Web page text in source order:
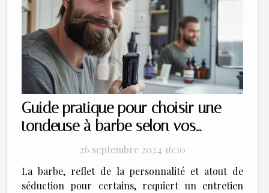
Guide pratique pour choisir une
tondeuse à barbe selon vos
26 septembre 2024 16:10
La barbe, reflet de la personnalité et atout de
séduction pour certains, requiert un entretien